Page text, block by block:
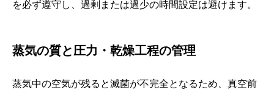
を必ず遵守し、過剰または過少の時間設定は避けます。
蒸気の質と圧力・乾燥工程の管理
蒸気中の空気が残ると滅菌が不完全となるため、真空前